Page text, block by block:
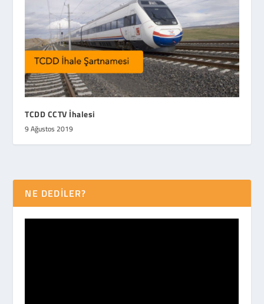
TCDD CCTV İhalesi
9 Ağustos 2019
NE DEDİLER?